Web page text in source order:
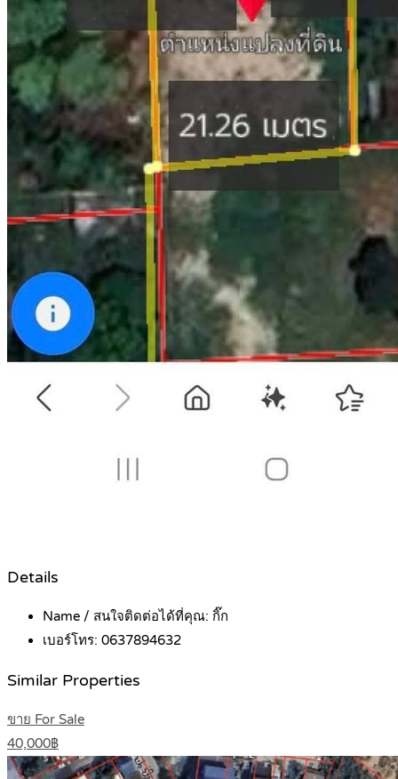
Details
Name / สนใจติดต่อได้ที่คุณ: กิ๊ก
เบอร์โทร: 0637894632
Similar Properties
ขาย For Sale
40,000฿